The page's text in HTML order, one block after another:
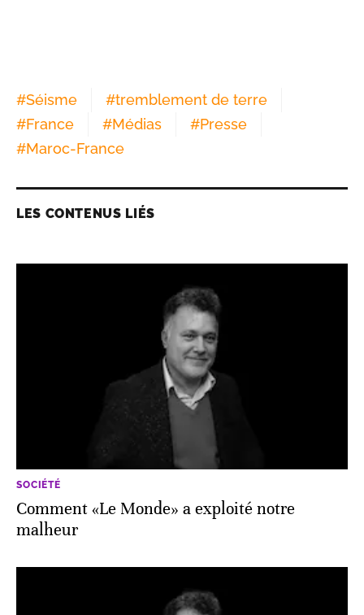
#Séisme #tremblement de terre
#France #Médias #Presse
#Maroc-France
LES CONTENUS LIÉS
SOCIÉTÉ
Comment «Le Monde» a exploité notre
malheur